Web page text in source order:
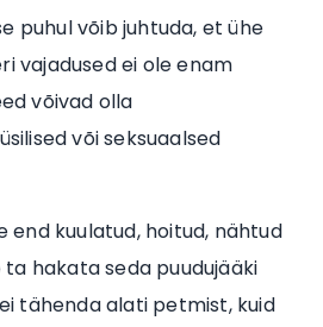
puhul võib juhtuda, et ühe
vajadused ei ole enam
võivad olla
või seksuaalsed
end kuulatud, hoitud, nähtud
hakata seda puudujääki
tähenda alati petmist, kuid